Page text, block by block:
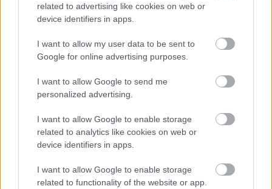
related to advertising like cookies on web or
device identifiers in apps.
I want to allow my user data to be sent to
Google for online advertising purposes.
I want to allow Google to send me
personalized advertising.
I want to allow Google to enable storage
related to analytics like cookies on web or
device identifiers in apps.
I want to allow Google to enable storage
related to functionality of the website or app.
Oszd meg ezt a posztot:
WhatsappRedditShare
via
Email
ELŐZŐ POSZT
A 24 éves nőnél 3. stádiumú rákot
diagnosztizáltak, miután figyelmen kívül
hagyta a folyamatos böfögést